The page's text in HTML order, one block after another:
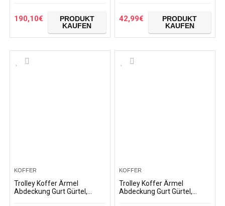
Treppensteigen Trolley…
190,10€
PRODUKT
KAUFEN
18 bis 32 Zoll Gepäck…
42,99€
PRODUKT
KAUFEN
KOFFER
Trolley Koffer Ärmel
Abdeckung Gurt Gürtel,
KOFFER
Trolley Koffer Ärmel
Abdeckung Gurt Gürtel,